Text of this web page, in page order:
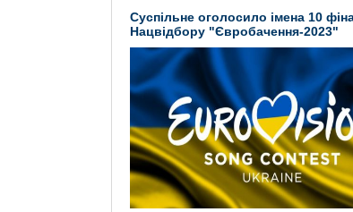
Суспільне оголосило імена 10
Нацвідбору "Євробачення-2023"